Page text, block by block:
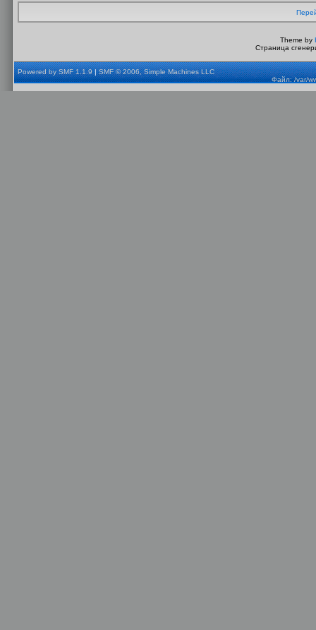
Theme by
Страница
Powered by SMF 1.1.9|SMF © 2006, Simple Machines LLC
Файл: /var/